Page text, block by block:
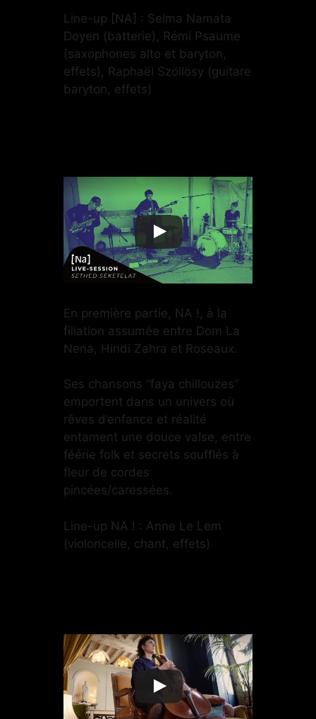
Line-up [NA] : Selma Namata
Doyen (batterie), Rémi Psaume
(saxophones alto et baryton,
effets), Raphaël Szöllösy (guitare
baryton, effets)
En première partie, NA !, à la
filiation assumée entre Dom La
Nena, Hindi Zahra et Roseaux.
Ses chansons “faya chillouzes”
emportent dans un univers où
rêves d’enfance et réalité
entament une douce valse, entre
féérie folk et secrets soufflés à
fleur de cordes
pincées/caressées.
Line-up NA ! : Anne Le Lem
(violoncelle, chant, effets)